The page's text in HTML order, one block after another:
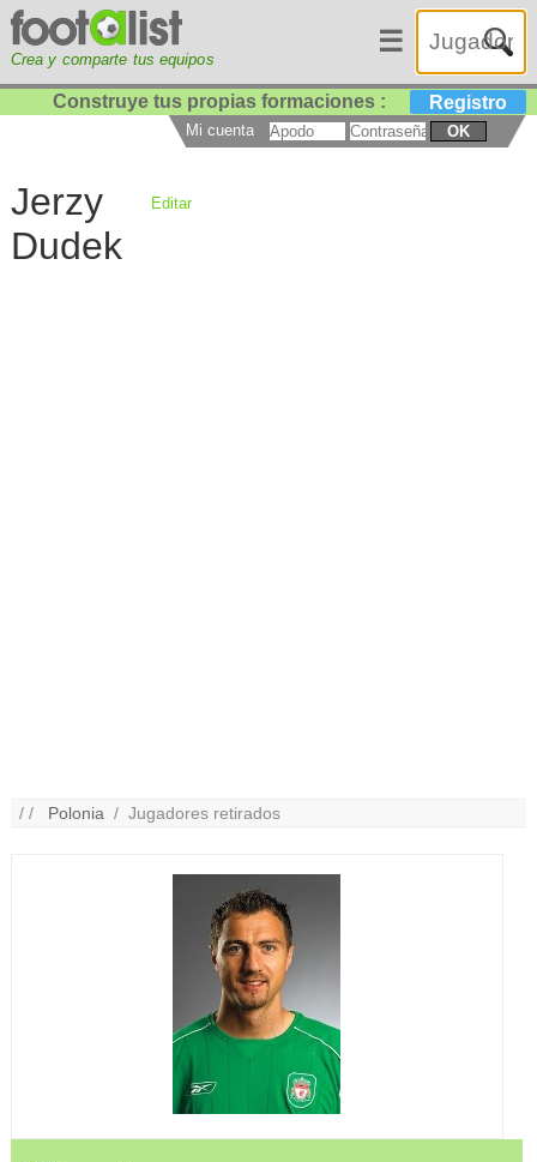
Crea y comparte tus equipos
☰
Construye tus propias formaciones : Registro
Mi cuenta OK
Jerzy
Dudek
Editar
/ / Polonia / Jugadores retirados